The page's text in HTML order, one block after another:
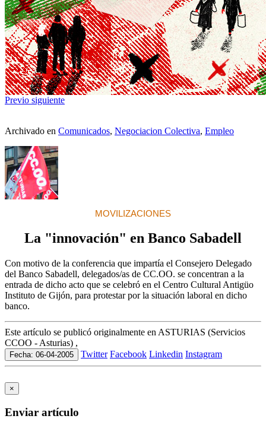
Previo siguiente
Archivado en Comunicados, Negociacion Colectiva, Empleo
MOVILIZACIONES
La "innovación" en Banco Sabadell
Con motivo de la conferencia que impartía el Consejero Delegado
del Banco Sabadell, delegados/as de CC.OO. se concentran a la
entrada de dicho acto que se celebró en el Centro Cultural Antigüo
Instituto de Gijón, para protestar por la situación laboral en dicho
banco.
Este artículo se publicó originalmente en ASTURIAS (Servicios
CCOO - Asturias) ,
Fecha: 06-04-2005 Twitter Facebook Linkedin Instagram
×
Enviar artículo